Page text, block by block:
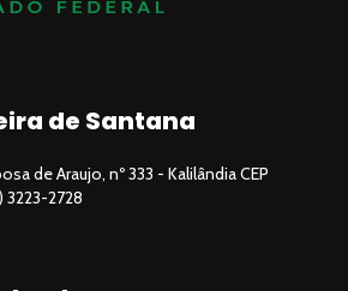
de Santana
de Araujo, nº 333 - Kalilândia CEP
2728